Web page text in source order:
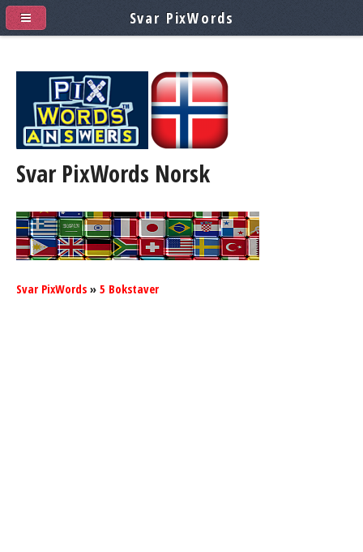
Svar PixWords Norsk
Svar PixWords » 5 Bokstaver
Svar PixWords